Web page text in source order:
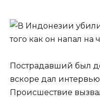
Пострадавший был
вскоре дал
Происшествие